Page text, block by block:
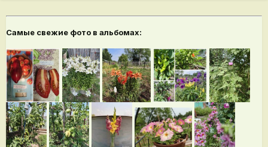
Самые свежие фото в альбомах: